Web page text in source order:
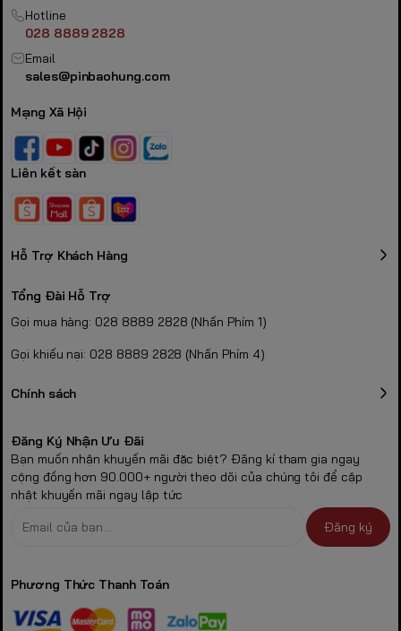
Hotline
028 8889 2828
Email
sales@pinbaohung.com
Mạng Xã Hội
Liên kết sàn
Hỗ Trợ Khách Hàng
Tổng Đài Hỗ Trợ
Gọi mua hàng: 028 8889 2828 (Nhấn Phím 1)
Gọi khiếu nại: 028 8889 2828 (Nhấn Phím 4)
Chính sách
Đăng Ký Nhận Ưu Đãi
Bạn muốn nhận khuyến mãi đặc biệt? Đăng kí tham gia ngay
cộng đồng hơn 90.000+ người theo dõi của chúng tôi để cập
nhật khuyến mãi ngay lập tức
Đăng ký
Phương Thức Thanh Toán